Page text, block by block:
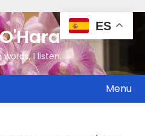
words, I listen.
Menu
ES